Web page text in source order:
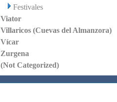
Festivales
Viator
Villaricos (Cuevas del Almanzora)
Vícar
Zurgena
(Not Categorized)